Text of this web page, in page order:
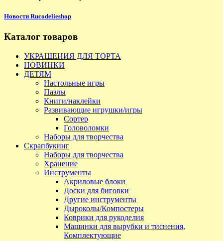
Новости Rucodelieshop
Каталог товаров
УКРАШЕНИЯ ДЛЯ ТОРТА
НОВИНКИ
ДЕТЯМ
Настольные игры
Пазлы
Книги/наклейки
Развивающие игрушки/игры
Сортер
Головоломки
Наборы для творчества
Скрапбукинг
Наборы для творчества
Хранение
Инструменты
Акриловые блоки
Доски для биговки
Другие инструменты
Дыроколы/Компостеры
Коврики для рукоделия
Машинки для вырубки и тиснения,
Комплектующие